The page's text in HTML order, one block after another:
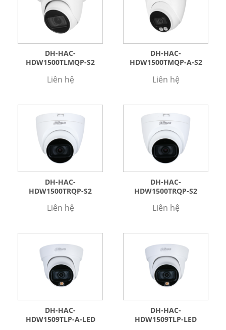
DH-HAC-
HDW1500TLMQP-S2
Liên hệ
DH-HAC-
HDW1500TMQP-A-S2
Liên hệ
DH-HAC-
HDW1500TRQP-S2
Liên hệ
DH-HAC-
HDW1500TRQP-S2
Liên hệ
DH-HAC-
HDW1509TLP-A-LED
DH-HAC-
HDW1509TLP-LED